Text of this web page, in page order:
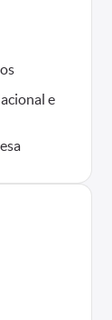
e